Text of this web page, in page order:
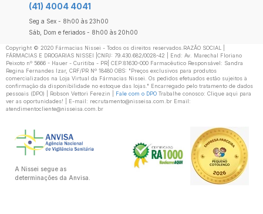
(41) 4004 4041
Seg a Sex - 8h00 às 23h00
Sáb, Dom e feriados - 8h00 às 20h00
Copyright ©️ 2020 Fármacias Nissei - Todos os direitos reservados.RAZÃO SOCIAL |
FÁRMACIAS E DROGARIAS NISSEI |CNPJ: 79.430.682/0028-42 | End: Av. Marechal Floriano
Peixoto nº 5666 - Hauer - Curitiba - PR| CEP:81630-000 Farmacêutico Responsável: Sandra
Regina Fernandes Izar, CRF/PR Nº 18480 OBS: "Preços exclusivos para produtos
comercializados na Loja Virtual da Fármacias Nissei. Os pedidos efetuados estão sujeitos à
confirmação da disponibilidade no estoque das lojas." Encarregado pelo tratamento de dados
pessoais (DPO) | Robson Vettori Ferezin | Fale com o DPO Trabalhe conosco: Clique aqui para
ver as oportunidades! | E-mail: recrutamento@nisseisa.com.br Email:
atendimentocliente@nisseisa.com.br
A Nissei segue as
determinações da Anvisa.